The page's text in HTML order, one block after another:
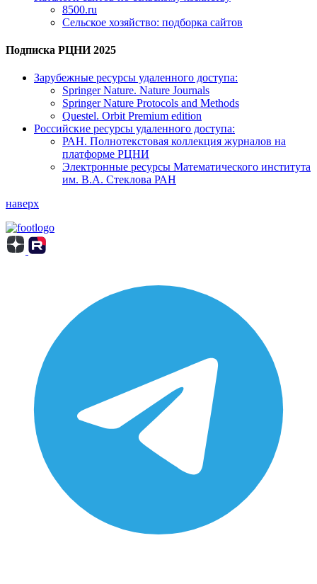
8500.ru
Сельское хозяйство: подборка сайтов
Подписка РЦНИ 2025
Зарубежные ресурсы удаленного доступа:
Springer Nature. Nature Journals
Springer Nature Protocols and Methods
Questel. Orbit Premium edition
Российские ресурсы удаленного доступа:
РАН. Полнотекстовая коллекция журналов на
платформе РЦНИ
Электронные ресурсы Математического института
им. В.А. Стеклова РАН
наверх